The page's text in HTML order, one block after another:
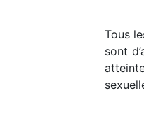
Tous
sont